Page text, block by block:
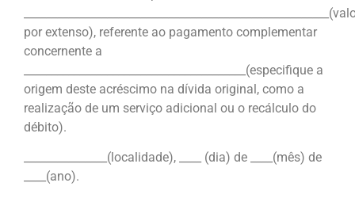
por extenso), referente ao pagamento complementar
concernente a
________________________________________(especifique a
origem deste acréscimo na dívida original, como a
realização de um serviço adicional ou o recálculo do
débito).
_______________(localidade), ____ (dia) de ____(mês) de
____(ano).